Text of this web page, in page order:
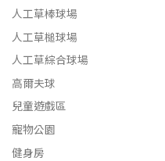
人工草棒球場
人工草槌球場
人工草綜合球場
高爾夫球
兒童遊戲區
寵物公園
健身房